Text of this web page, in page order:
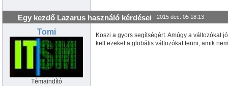
Egy kezdő Lazarus használó kérdései 2015 dec. 05 18:13
Tomi
Témaindító
Köszi a gyors segítségért. Amúgy a változókat
kell ezeket a globális változókat tenni, amik